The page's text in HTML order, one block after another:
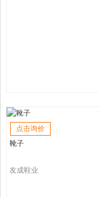
点击询价
靴子
友成鞋业